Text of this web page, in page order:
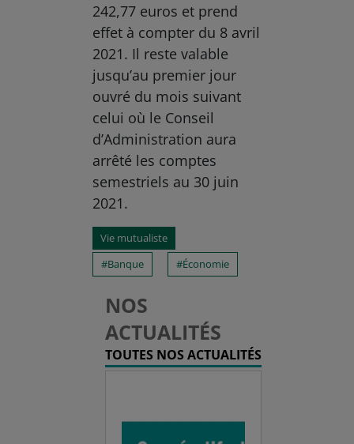
242,77 euros et prend
effet à compter du 8 avril
2021. Il reste valable
jusqu’au premier jour
ouvré du mois suivant
celui où le Conseil
d’Administration aura
arrêté les comptes
semestriels au 30 juin
2021.
Vie mutualiste
Banque
Économie
NOS
ACTUALITÉS
TOUTES NOS ACTUALITÉS